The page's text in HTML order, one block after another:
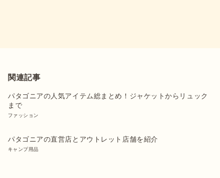
関連記事
パタゴニアの人気アイテム総まとめ！ジャケットからリュック
まで
ファッション
パタゴニアの直営店とアウトレット店舗を紹介
キャンプ用品